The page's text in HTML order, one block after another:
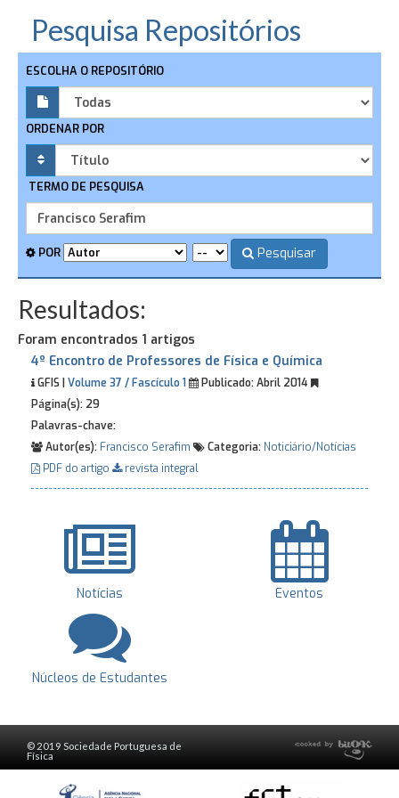
Pesquisa Repositórios
ESCOLHA O REPOSITÓRIO
ORDENAR POR
TERMO DE PESQUISA
POR Pesquisar
Resultados:
Foram encontrados 1 artigos
4º Encontro de Professores de Física e Química
GFIS | Volume 37 / Fascículo 1 Publicado:Abril 2014
Página(s): 29
Palavras-chave:
Autor(es): Francisco Serafim Categoria: Noticiário/Notícias
PDF do artigo
revista integral
Notícias Eventos
Núcleos de Estudantes
© 2019 Sociedade Portuguesa de
Física